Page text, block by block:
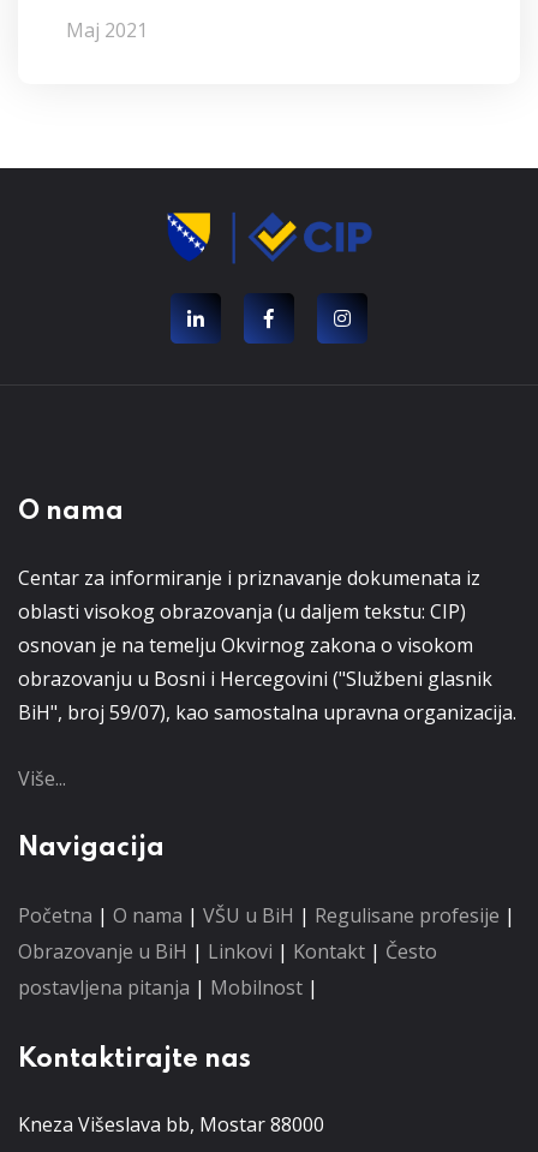
Maj 2021
O nama
Centar za informiranje i priznavanje dokumenata iz
oblasti visokog obrazovanja (u daljem tekstu: CIP)
osnovan je na temelju Okvirnog zakona o visokom
obrazovanju u Bosni i Hercegovini ("Službeni glasnik
BiH", broj 59/07), kao samostalna upravna organizacija.
Više...
Navigacija
Početna | O nama | VŠU u BiH | Regulisane profesije |
Obrazovanje u BiH | Linkovi | Kontakt | Često
postavljena pitanja | Mobilnost |
Kontaktirajte nas
Kneza Višeslava bb, Mostar 88000